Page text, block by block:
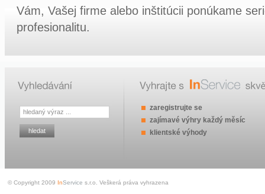
Vám, Vašej firme alebo inštitúcii ponúkame
profesionalitu.
zaregistrujte se
zajímavé výhry každý měsíc
klientské výhody
© Copyright 2009 InService s.r.o. Veškerá práva vyhrazena